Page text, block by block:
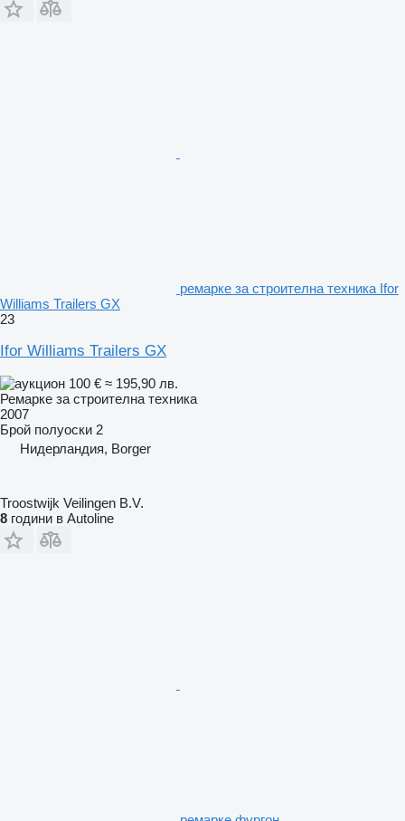
ремарке за строителна техника Ifor
Williams Trailers GX
23
Ifor Williams Trailers GX
100 € ≈ 195,90 лв.
Ремарке за строителна техника
2007
Брой полуоски 2
Нидерландия, Borger
Troostwijk Veilingen B.V.
8 години в Autoline